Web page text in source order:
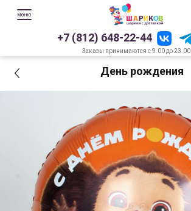
+7 (812) 648-22-44
Заказы принимаются с 9.00 до 23.00
День рождения